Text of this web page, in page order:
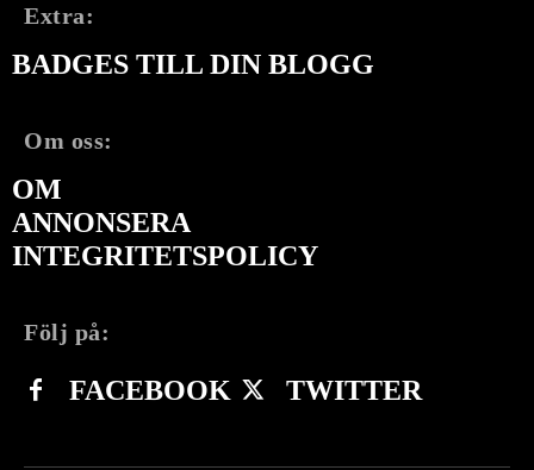
Extra:
BADGES TILL DIN BLOGG
Om oss:
OM
ANNONSERA
INTEGRITETSPOLICY
Följ på:
FACEBOOK TWITTER